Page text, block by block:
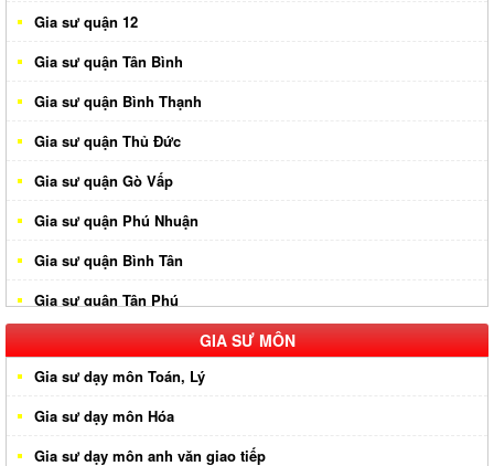
Gia sư quận 12
Gia sư quận Tân Bình
Gia sư quận Bình Thạnh
Gia sư quận Thủ Đức
Gia sư quận Gò Vấp
Gia sư quận Phú Nhuận
Gia sư quận Bình Tân
Gia sư quận Tân Phú
Gia sư huyện Hóc Môn
Gia sư huyện Cần Giờ
Gia sư huyên Bình Chánh
Gia sư huyện Nhà Bè
GIA SƯ MÔN
Gia sư dạy môn Toán, Lý
Gia sư dạy môn Hóa
Gia sư dạy môn anh văn giao tiếp